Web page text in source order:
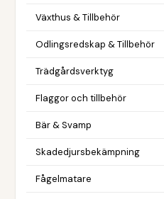
Växthus & Tillbehör
Odlingsredskap & Tillbehör
Trädgårdsverktyg
Flaggor och tillbehör
Bär & Svamp
Skadedjursbekämpning
Fågelmatare